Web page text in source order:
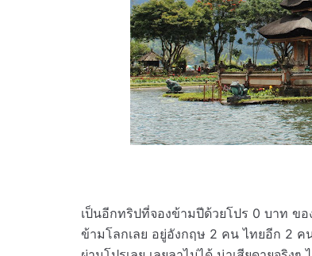
เป็นอีกทริปที่จองข้ามปีด้วยโปร 0 บาท ข
ข้ามโลกเลย อยู่อังกฤษ 2 คน ไทยอีก 2 ค